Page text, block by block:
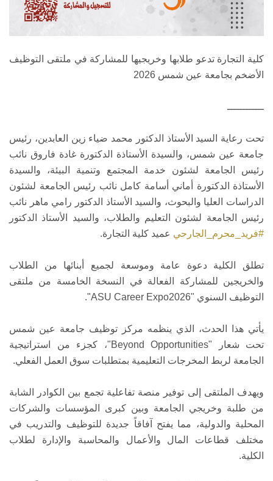
كلية التجارة تدعو طلابها وخريجيها للمشاركة في ملتقى التوظيف
الأضخم بجامعة عين شمس 2026
ــــــــــــ
تحت رعاية السيد الأستاذ الدكتور محمد ضياء زين العابدين، رئيس
جامعة عين شمس، والسيدة الأستاذة الدكتورة غادة فاروق نائب
رئيس الجامعة لشئون خدمة المجتمع وتنمية البيئة، والسيدة
الأستاذة الدكتورة أماني أسامة كامل نائب رئيس الجامعة لشئون
الدراسات العليا والبحوث، والسيد الأستاذ الدكتور رامي ماهر نائب
رئيس الجامعة لشئون التعليم والطلاب، والسيد الأستاذ الدكتور
#فريد_محرم_الجارحي عميد كلية التجارة.
تطلق الكلية دعوة عامة وموسعة لجميع أبنائها من الطلاب
والخريجين للمشاركة الفعالة في النسخة الخامسة من ملتقى
التوظيف السنوي "ASU Career Expo2026".
يأتي هذا الحدث، الذي ينظمه مركز توظيف جامعة عين شمس
تحت شعار "Beyond Opportunities"، كجزء من استراتيجية
الجامعة لربط المخرجات التعليمية بمتطلبات سوق العمل الفعلي.
ويهدف الملتقى إلى توفير منصة تفاعلية تجمع بين الكوادر الشابة
من طلبة وخريجي الجامعة وبين كبرى المؤسسات والشركات
المحلية والدولية، مما يفتح آفاقاً جديدة للتوظيف والتدريب في
مختلف قطاعات المال والأعمال والمحاسبة والإدارة لطلاب
الكلية.